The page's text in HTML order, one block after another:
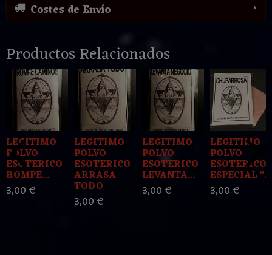
Costes de Envío
Productos Relacionados
LEGITIMO
POLVO
ESOTERICO
ROMPE...
3,00 €
LEGITIMO
POLVO
ESOTERICO
ARRASA
TODO
3,00 €
LEGITIMO
POLVO
ESOTERICO
LEVANTA...
3,00 €
LEGITIMO
POLVO
ESOTERICO
ESPECIAL "...
3,00 €